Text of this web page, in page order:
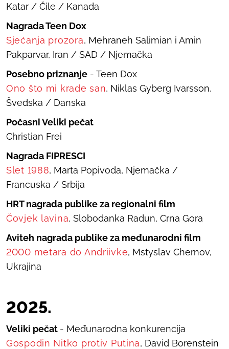
Katar / Čile / Kanada
Nagrada Teen Dox
Sjećanja prozora, Mehraneh Salimian i Amin
Pakparvar, Iran / SAD / Njemačka
Posebno priznanje - Teen Dox
Ono što mi krade san, Niklas Gyberg Ivarsson,
Švedska / Danska
Počasni Veliki pečat
Christian Frei
Nagrada FIPRESCI
Slet 1988, Marta Popivoda, Njemačka /
Francuska / Srbija
HRT nagrada publike za regionalni film
Čovjek lavina, Slobodanka Radun, Crna Gora
Aviteh nagrada publike za međunarodni film
2000 metara do Andriivke, Mstyslav Chernov,
Ukrajina
2025.
Veliki pečat - Međunarodna konkurencija
Gospodin Nitko protiv Putina, David Borenstein